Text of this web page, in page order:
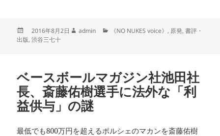
稿
2016年8月2日
作
admin
カ《NO NUKES voice》 , 原発,書評・
出版,渋谷三七十
ベースボールマガジン社池田社
長、斎藤佑樹選手に法外な「利
益供与」の謎
最低でも800万円を超えるポルシェのマカンを斎藤佑樹